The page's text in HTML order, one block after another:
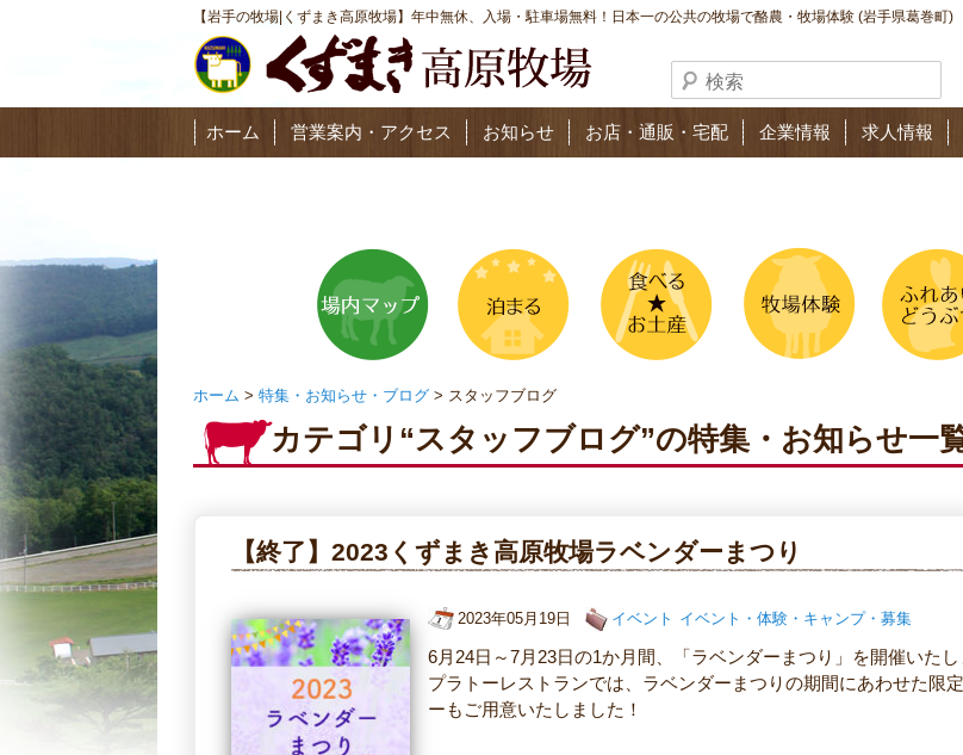
【岩手の牧場|くずまき高原牧場】年中無休、入場・駐車場無料！日本一の公共の牧場で酪農・牧場体験 (岩手県葛巻町)
ホーム 営業案内・アクセス お知らせ お店・通販・宅配 企業情報 求人情報
ホーム > 特集・お知らせ・ブログ > スタッフブログ
カテゴリ“スタッフブログ”の特集・お知らせ一
【終了】2023くずまき高原牧場ラベンダーまつり
2023年05月19日 イベント イベント・体験・キャンプ・募集
6月24日～7月23日の1か月間、「ラベンダーまつり」を開催いたし
プラトーレストランでは、ラベンダーまつりの期間にあわせた限
ーもご用意いたしました！